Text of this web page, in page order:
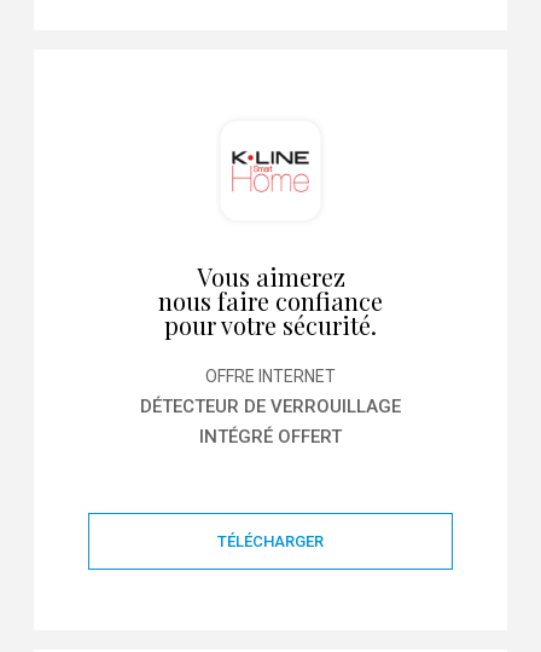
Vous aimerez
nous faire confiance
pour votre sécurité.
OFFRE INTERNET
DÉTECTEUR DE VERROUILLAGE
INTÉGRÉ OFFERT
TÉLÉCHARGER